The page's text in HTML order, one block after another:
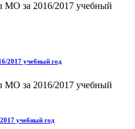
за 2016/2017 учебный
2017 учебный год
за 2016/2017 учебный
учебный год